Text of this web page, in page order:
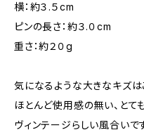
横：約３.５cm
ピンの長さ：約３.０cm
重さ：約２０g
気になるような大きなキズは
ほとんど使用感の無い、とて
ヴィンテージらしい風合いです